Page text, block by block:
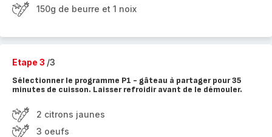
150g de beurre et 1 noix
Etape 3 /3
Sélectionner le programme P1 - gâteau à partager pour 35
minutes de cuisson. Laisser refroidir avant de le démouler.
2 citrons jaunes
3 oeufs